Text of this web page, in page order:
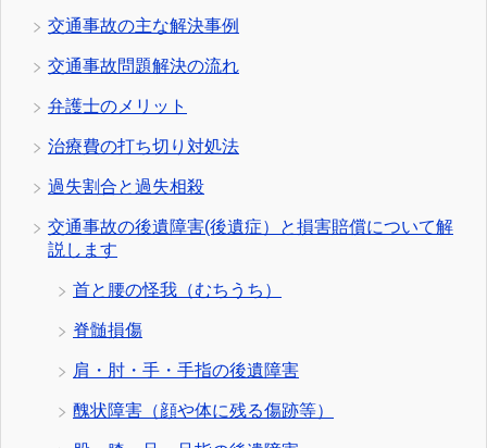
交通事故の主な解決事例
交通事故問題解決の流れ
弁護士のメリット
治療費の打ち切り対処法
過失割合と過失相殺
交通事故の後遺障害(後遺症）と損害賠償について解
説します
首と腰の怪我（むちうち）
脊髄損傷
肩・肘・手・手指の後遺障害
醜状障害（顔や体に残る傷跡等）